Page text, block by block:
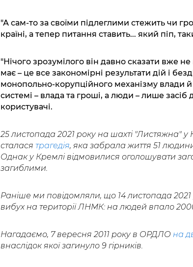
"А сам-то за своїми підлеглими стежить чи
країні, а тепер питання ставить... який піп,
"Нічого зрозумілого він давно сказати вже
має – це все закономірні результати дій і
монопольно-корупційного механізму влади й
системі – влада та гроші, а люди – лише засіб
користувачі.
25 листопада 2021 року на шахті "Листяжна" у
сталася трагедія, яка забрала життя 51 людини
Однак у Кремлі відмовилися оголошувати
загиблими.
Раніше ми повідомляли, що 14 листопада 2021
вибух на території ЛНМК: на людей впало
Нагадаємо, 7 вересня 2011 року в ОРДЛО на
внаслідок якої загинуло 9 гірників.